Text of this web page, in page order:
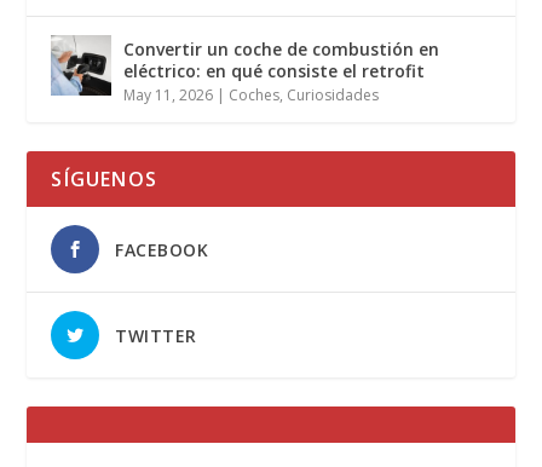
Convertir un coche de combustión en
eléctrico: en qué consiste el retrofit
May 11, 2026 | Coches, Curiosidades
SÍGUENOS
FACEBOOK
TWITTER